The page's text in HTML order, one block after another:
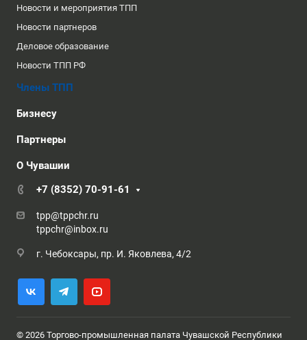
Новости и мероприятия ТПП
Новости партнеров
Деловое образование
Новости ТПП РФ
Члены ТПП
Бизнесу
Партнеры
О Чувашии
+7 (8352) 70-91-61
tpp@tppchr.ru
tppchr@inbox.ru
г. Чебоксары, пр. И. Яковлева, 4/2
© 2026 Торгово-промышленная палата Чувашской Республики